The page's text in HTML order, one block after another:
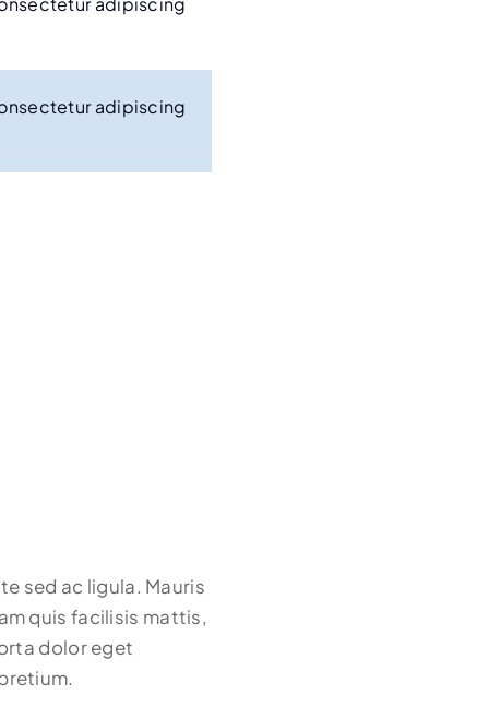
adipiscing
sed ac ligula. Mauris
quis facilisis mattis,
dolor eget